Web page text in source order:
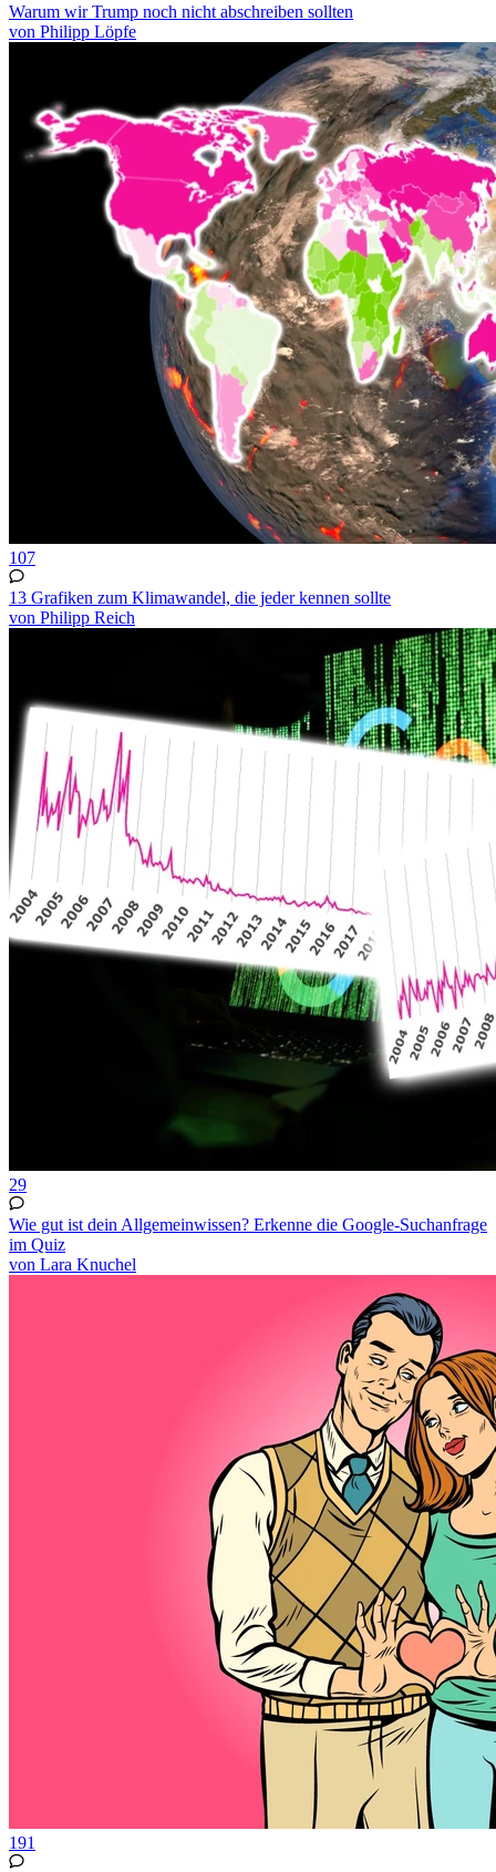
Warum wir Trump noch nicht abschreiben sollten
von Philipp Löpfe
107
13 Grafiken zum Klimawandel, die jeder kennen sollte
von Philipp Reich
29
Wie gut ist dein Allgemeinwissen? Erkenne die Google-Suchanfrage
im Quiz
von Lara Knuchel
191